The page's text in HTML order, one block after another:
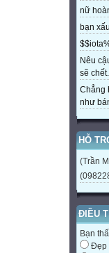
nữ
bạn
Nêu
sẽ
Chẳng
như
HỖ
(Trần
ĐIỀU
Bạn
Đẹp